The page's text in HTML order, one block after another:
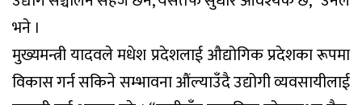
भने ।
मुख्यमन्त्री यादवले मधेश प्रदेशलाई औद्योगिक प्रदेशका रूपमा
विकास गर्न सकिने सम्भावना औंल्याउँदै उद्योगी व्यवसायीलाई